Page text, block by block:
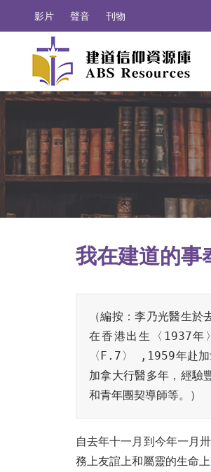
影片 聲音 刊物
我在建道的事
（編按：李乃光醫生
在香港出生〈1937年
〈F.7〉 ,1959年赴加
加拿大行醫多年，經驗
和青年團契導師等。）
自去年十一月到今年一月
務上友誼上和屬靈的生命上